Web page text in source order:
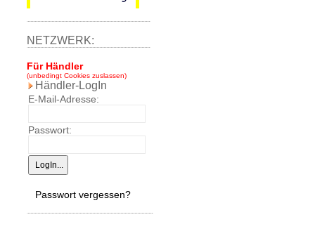
NETZWERK:
Für Händler
(unbedingt Cookies zuslassen)
Händler-LogIn
E-Mail-Adresse:
Passwort:
Passwort vergessen?